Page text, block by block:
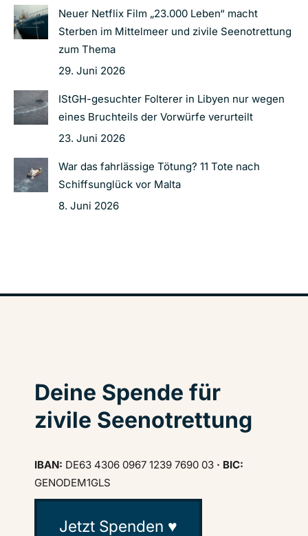
Neuer Netflix Film „23.000 Leben“ macht
Sterben im Mittelmeer und zivile Seenotrettung
zum Thema
29. Juni 2026
IStGH-gesuchter Folterer in Libyen nur wegen
eines Bruchteils der Vorwürfe verurteilt
23. Juni 2026
War das fahrlässige Tötung? 11 Tote nach
Schiffsunglück vor Malta
8. Juni 2026
Deine Spende für
zivile Seenotrettung
IBAN: DE63 4306 0967 1239 7690 03 · BIC:
GENODEM1GLS
Jetzt Spenden ♥